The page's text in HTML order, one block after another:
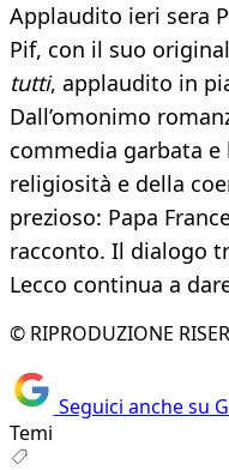
Applaudito ieri sera
Pif, con il suo
tutti, applaudito in
Dall’omonimo
commedia garbata
religiosità e della
prezioso: Papa
racconto. Il dialogo
Lecco continua a
© RIPRODUZIONE
Seguici anche su
Temi